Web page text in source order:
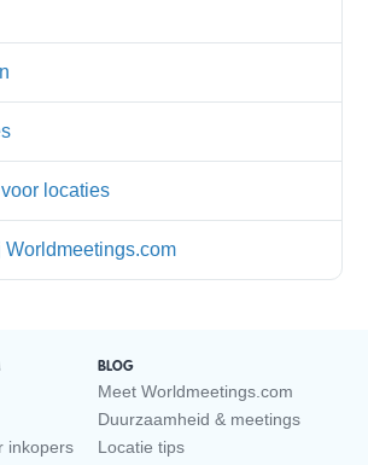
locaties
Worldmeetings.com
inkopers
BLOG
Meet Worldmeetings.com
Duurzaamheid & meetings
Locatie tips